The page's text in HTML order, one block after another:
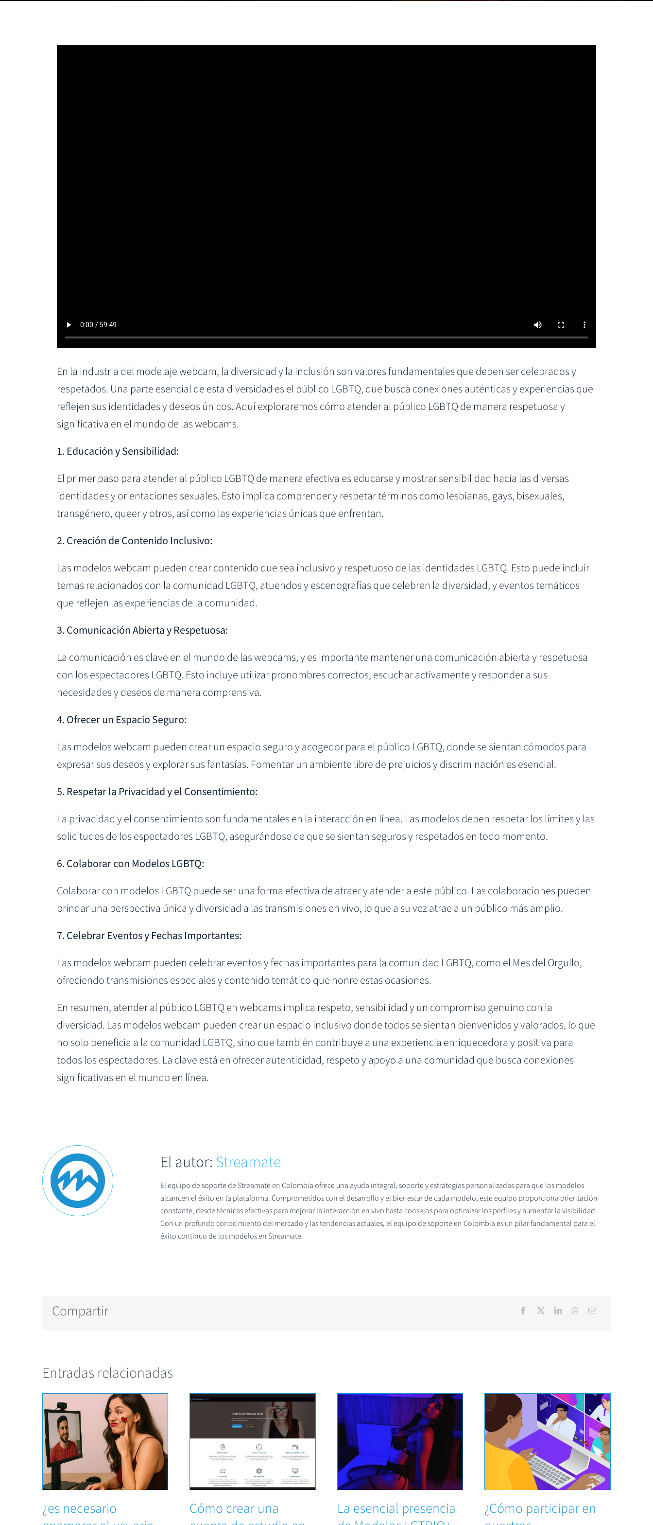
En la industria del modelaje webcam, la diversidad y la inclusión son valores fundamentales que deben ser celebrados y
respetados. Una parte esencial de esta diversidad es el público LGBTQ, que busca conexiones auténticas y experiencias que
reflejen sus identidades y deseos únicos. Aquí exploraremos cómo atender al público LGBTQ de manera respetuosa y
significativa en el mundo de las webcams.
1. Educación y Sensibilidad:
El primer paso para atender al público LGBTQ de manera efectiva es educarse y mostrar sensibilidad hacia las diversas
identidades y orientaciones sexuales. Esto implica comprender y respetar términos como lesbianas, gays, bisexuales,
transgénero, queer y otros, así como las experiencias únicas que enfrentan.
2. Creación de Contenido Inclusivo:
Las modelos webcam pueden crear contenido que sea inclusivo y respetuoso de las identidades LGBTQ. Esto puede incluir
temas relacionados con la comunidad LGBTQ, atuendos y escenografías que celebren la diversidad, y eventos temáticos
que reflejen las experiencias de la comunidad.
3. Comunicación Abierta y Respetuosa:
La comunicación es clave en el mundo de las webcams, y es importante mantener una comunicación abierta y respetuosa
con los espectadores LGBTQ. Esto incluye utilizar pronombres correctos, escuchar activamente y responder a sus
necesidades y deseos de manera comprensiva.
4. Ofrecer un Espacio Seguro:
Las modelos webcam pueden crear un espacio seguro y acogedor para el público LGBTQ, donde se sientan cómodos para
expresar sus deseos y explorar sus fantasías. Fomentar un ambiente libre de prejuicios y discriminación es esencial.
5. Respetar la Privacidad y el Consentimiento:
La privacidad y el consentimiento son fundamentales en la interacción en línea. Las modelos deben respetar los límites y las
solicitudes de los espectadores LGBTQ, asegurándose de que se sientan seguros y respetados en todo momento.
6. Colaborar con Modelos LGBTQ:
Colaborar con modelos LGBTQ puede ser una forma efectiva de atraer y atender a este público. Las colaboraciones pueden
brindar una perspectiva única y diversidad a las transmisiones en vivo, lo que a su vez atrae a un público más amplio.
7. Celebrar Eventos y Fechas Importantes:
Las modelos webcam pueden celebrar eventos y fechas importantes para la comunidad LGBTQ, como el Mes del Orgullo,
ofreciendo transmisiones especiales y contenido temático que honre estas ocasiones.
En resumen, atender al público LGBTQ en webcams implica respeto, sensibilidad y un compromiso genuino con la
diversidad. Las modelos webcam pueden crear un espacio inclusivo donde todos se sientan bienvenidos y valorados, lo que
no solo beneficia a la comunidad LGBTQ, sino que también contribuye a una experiencia enriquecedora y positiva para
todos los espectadores. La clave está en ofrecer autenticidad, respeto y apoyo a una comunidad que busca conexiones
significativas en el mundo en línea.
El autor:Streamate
El equipo de soporte de Streamate en Colombia ofrece una ayuda integral, soporte y estrategias personalizadas para que los modelos
alcancen el éxito en la plataforma. Comprometidos con el desarrollo y el bienestar de cada modelo, este equipo proporciona orientación
constante, desde técnicas efectivas para mejorar la interacción en vivo hasta consejos para optimizar los perfiles y aumentar la visibilidad.
Con un profundo conocimiento del mercado y las tendencias actuales, el equipo de soporte en Colombia es un pilar fundamental para el
éxito continuo de los modelos en Streamate.
Compartir
Entradas relacionadas
¿es necesario
Cómo crear una
La esencial presencia
¿Cómo participar en